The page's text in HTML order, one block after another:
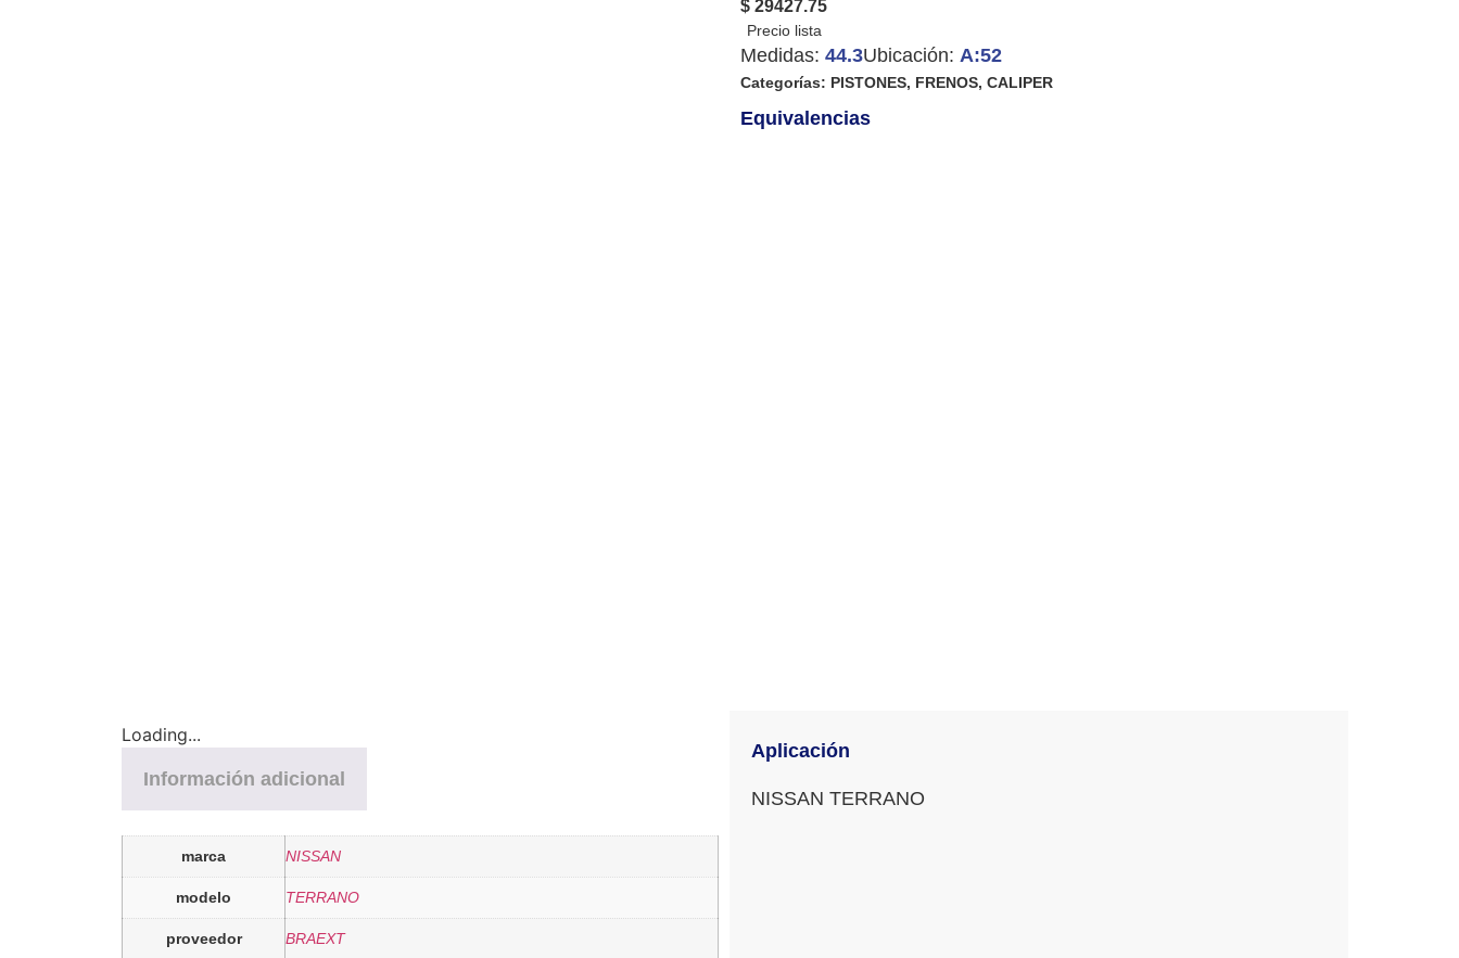
$ 29427.75
Medidas: 44.3Ubicación: A:52
Categorías: PISTONES, FRENOS, CALIPER
Equivalencias
Loading...
Información adicional
marca NISSAN
modelo TERRANO
proveedor BRAEXT
Aplicación
NISSAN TERRANO